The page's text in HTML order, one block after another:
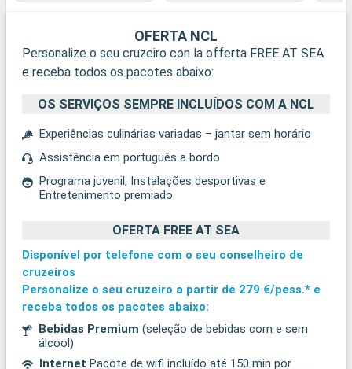
OFERTA NCL
Personalize o seu cruzeiro con la offerta FREE AT SEA
e receba todos os pacotes abaixo:
OS SERVIÇOS SEMPRE INCLUÍDOS COM A NCL
Experiências culinárias variadas – jantar sem horário
Assistência em português a bordo
Programa juvenil, Instalações desportivas e
Entretenimento premiado
OFERTA FREE AT SEA
Disponível por telefone com o seu conselheiro de
cruzeiros
Personalize o seu cruzeiro a partir de 279 €/pess.* e
receba todos os pacotes abaixo:
Bebidas Premium (seleção de bebidas com e sem
álcool)
Internet Pacote de wifi incluído até 150 min por